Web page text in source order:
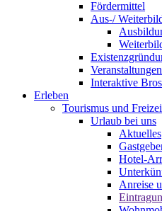
Fördermittel
Aus-/
Veranstaltungen
Interaktive
Erleben
Tourismus und
Urlaub bei uns
Aktuelles
Hotel-
Anreise